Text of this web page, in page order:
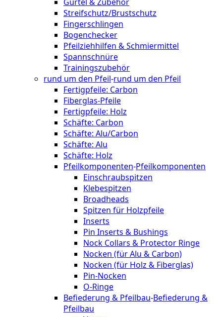
Streifschutz/Brustschutz
Fingerschlingen
Bogenchecker
Pfeilziehhilfen & Schmiermittel
Spannschnüre
Trainingszubehör
rund um den Pfeil-rund um den Pfeil
Fertigpfeile: Carbon
Fiberglas-Pfeile
Fertigpfeile: Holz
Schäfte: Carbon
Schäfte: Alu/Carbon
Schäfte: Alu
Schäfte: Holz
Pfeilkomponenten-Pfeilkomponenten
Einschraubspitzen
Klebespitzen
Broadheads
Spitzen für Holzpfeile
Inserts
Pin Inserts & Bushings
Nock Collars & Protector Ringe
Nocken (für Alu & Carbon)
Nocken (für Holz & Fiberglas)
Pin-Nocken
O-Ringe
Befiederung & Pfeilbau-Befiederung &
Pfeilbau